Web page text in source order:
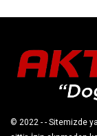
© 2022 - - Sitemizde